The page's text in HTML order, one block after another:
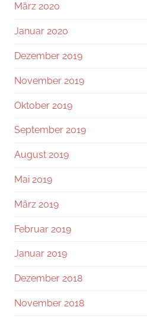
März 2020
Januar 2020
Dezember 2019
November 2019
Oktober 2019
September 2019
August 2019
Mai 2019
März 2019
Februar 2019
Januar 2019
Dezember 2018
November 2018